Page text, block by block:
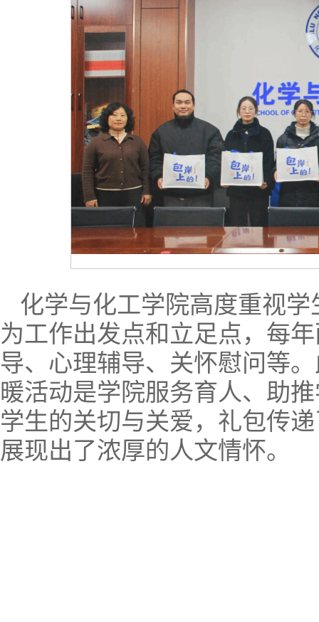
化学与化工学院高度重视
为工作出发点和立足点，每
导、心理辅导、关怀慰问等
暖活动是学院服务育人、助
学生的关切与关爱，礼包传
展现出了浓厚的人文情怀。